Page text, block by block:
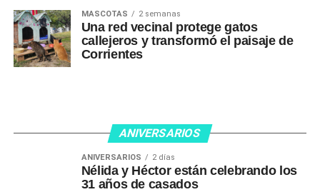
MASCOTAS 2 semanas
Una red vecinal protege gatos
callejeros y transformó el paisaje de
Corrientes
ANIVERSARIOS
ANIVERSARIOS 2 días
Nélida y Héctor están celebrando los
31 años de casados